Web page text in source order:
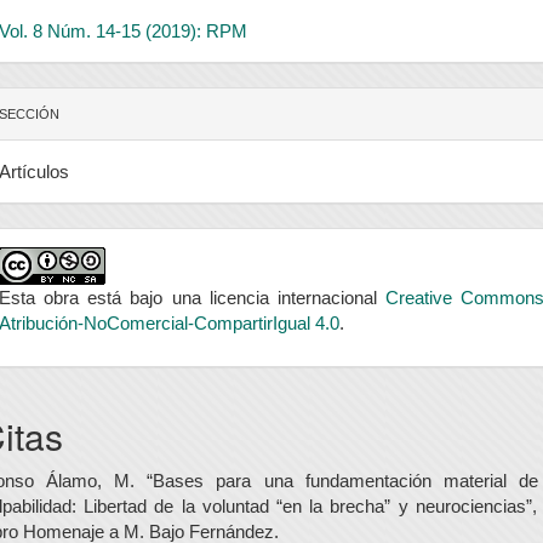
Vol. 8 Núm. 14-15 (2019): RPM
SECCIÓN
Artículos
Esta obra está bajo una licencia internacional Creative Commons
Atribución-NoComercial-CompartirIgual 4.0.
Álamo, M. “Bases para una fundamentación material
Libertad de la voluntad “en la brecha” y neurociencias”,
Homenaje a M. Bajo Fernández.